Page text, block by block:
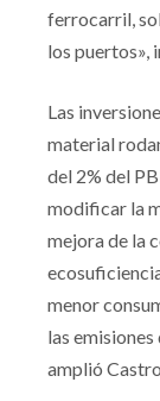
ferrocarril,
los puertos»,
Las
material
del 2% del
modificar la
mejora de la
menor
las
amplió